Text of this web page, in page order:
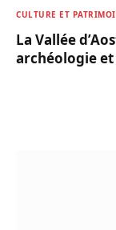
CULTURE ET
La Vallée
archéologie